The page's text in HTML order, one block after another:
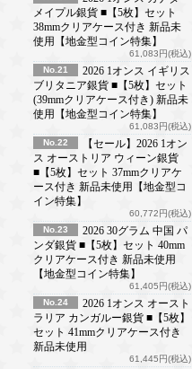
メイプル銀貨 ■【5枚】セット
38mmクリアケース付き 新品未
使用【地金型コイン特集】
61,083円(税込)
No.21
2026 1オンス イギリス
ブリタニア銀貨 ■【5枚】セット
(39mmクリアケース付き) 新品未
使用【地金型コイン特集】
61,083円(税込)
No.22
【セール】2026 1オン
ス オーストリア ウィーン銀貨
■【5枚】セット 37mmクリアケ
ース付き 新品未使用【地金型コ
イン特集】
60,772円(税込)
No.23
2026 30グラム 中国 パ
ンダ銀貨 ■【5枚】セット 40mm
クリアケース付き 新品未使用
【地金型コイン特集】
61,405円(税込)
No.24
2026 1オンス オースト
ラリア カンガルー銀貨 ■【5枚】
セット 41mmクリアケース付き
新品未使用
61,445円(税込)